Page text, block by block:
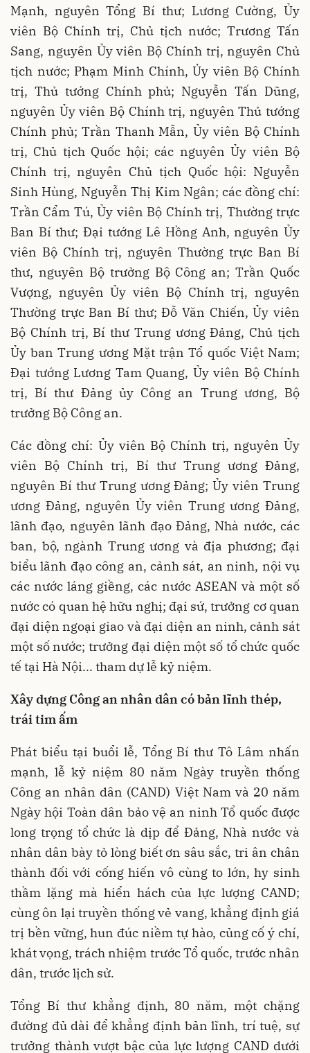
Mạnh, nguyên Tổng Bí thư; Lương Cường, Ủy
viên Bộ Chính trị, Chủ tịch nước; Trương Tấn
Sang, nguyên Ủy viên Bộ Chính trị, nguyên Chủ
tịch nước; Phạm Minh Chính, Ủy viên Bộ Chính
trị, Thủ tướng Chính phủ; Nguyễn Tấn Dũng,
nguyên Ủy viên Bộ Chính trị, nguyên Thủ tướng
Chính phủ; Trần Thanh Mẫn, Ủy viên Bộ Chính
trị, Chủ tịch Quốc hội; các nguyên Ủy viên Bộ
Chính trị, nguyên Chủ tịch Quốc hội: Nguyễn
Sinh Hùng, Nguyễn Thị Kim Ngân; các đồng chí:
Trần Cẩm Tú, Ủy viên Bộ Chính trị, Thường trực
Ban Bí thư; Đại tướng Lê Hồng Anh, nguyên Ủy
viên Bộ Chính trị, nguyên Thường trực Ban Bí
thư, nguyên Bộ trưởng Bộ Công an; Trần Quốc
Vượng, nguyên Ủy viên Bộ Chính trị, nguyên
Thường trực Ban Bí thư; Đỗ Văn Chiến, Ủy viên
Bộ Chính trị, Bí thư Trung ương Đảng, Chủ tịch
Ủy ban Trung ương Mặt trận Tổ quốc Việt Nam;
Đại tướng Lương Tam Quang, Ủy viên Bộ Chính
trị, Bí thư Đảng ủy Công an Trung ương, Bộ
trưởng Bộ Công an.
Các đồng chí: Ủy viên Bộ Chính trị, nguyên Ủy
viên Bộ Chính trị, Bí thư Trung ương Đảng,
nguyên Bí thư Trung ương Đảng; Ủy viên Trung
ương Đảng, nguyên Ủy viên Trung ương Đảng,
lãnh đạo, nguyên lãnh đạo Đảng, Nhà nước, các
ban, bộ, ngành Trung ương và địa phương; đại
biểu lãnh đạo công an, cảnh sát, an ninh, nội vụ
các nước láng giềng, các nước ASEAN và một số
nước có quan hệ hữu nghị; đại sứ, trưởng cơ quan
đại diện ngoại giao và đại diện an ninh, cảnh sát
một số nước; trưởng đại diện một số tổ chức quốc
tế tại Hà Nội... tham dự lễ kỷ niệm.
Xây dựng Công an nhân dân có bản lĩnh thép,
trái tim ấm
Phát biểu tại buổi lễ, Tổng Bí thư Tô Lâm nhấn
mạnh, lễ kỷ niệm 80 năm Ngày truyền thống
Công an nhân dân (CAND) Việt Nam và 20 năm
Ngày hội Toàn dân bảo vệ an ninh Tổ quốc được
long trọng tổ chức là dịp để Đảng, Nhà nước và
nhân dân bày tỏ lòng biết ơn sâu sắc, tri ân chân
thành đối với cống hiến vô cùng to lớn, hy sinh
thầm lặng mà hiển hách của lực lượng CAND;
cùng ôn lại truyền thống vẻ vang, khẳng định giá
trị bền vững, hun đúc niềm tự hào, củng cố ý chí,
khát vọng, trách nhiệm trước Tổ quốc, trước nhân
dân, trước lịch sử.
Tổng Bí thư khẳng định, 80 năm, một chặng
đường đủ dài để khẳng định bản lĩnh, trí tuệ, sự
trưởng thành vượt bậc của lực lượng CAND dưới